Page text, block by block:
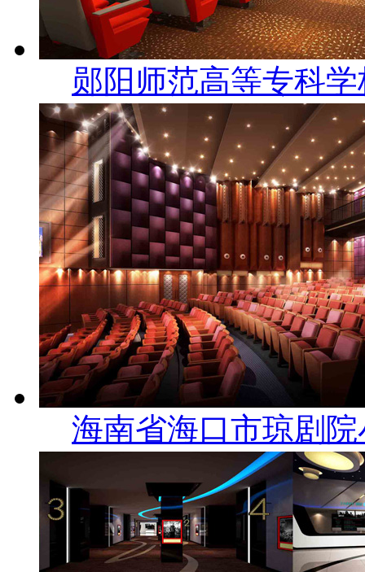
郧阳师范高等专科
海南省海口市琼剧